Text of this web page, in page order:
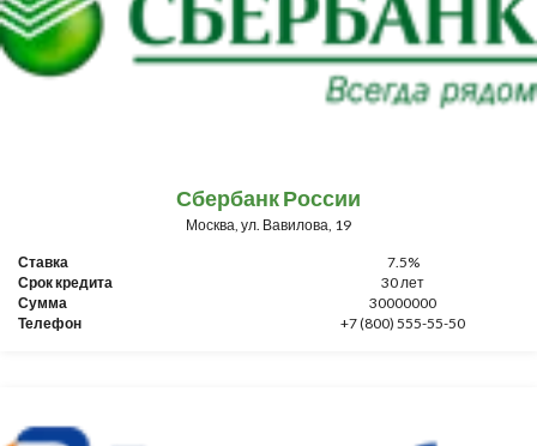
Сбербанк России
Москва, ул. Вавилова, 19
Ставка
7.5%
Срок кредита
30 лет
Сумма
30000000
Телефон
+7 (800) 555-55-50